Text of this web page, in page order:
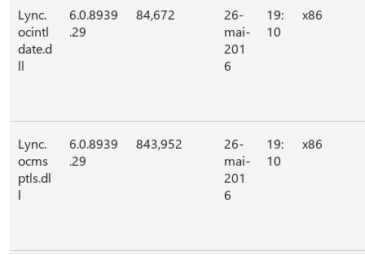
Lync.
ocintl
date.d
ll
6.0.8939
.29
84,672
26-
mai-
201
6
19:
10
x86
Lync.
ocms
ptls.dl
l
6.0.8939
.29
843,952
26-
mai-
201
6
19:
10
x86